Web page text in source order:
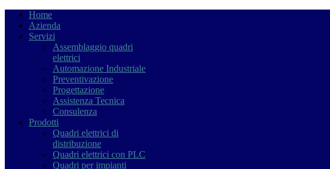
Home
Azienda
Servizi
Assemblaggio quadri
elettrici
Automazione Industriale
Preventivazione
Progettazione
Assistenza Tecnica
Consulenza
Prodotti
Quadri elettrici di
distribuzione
Quadri elettrici con PLC
Quadri per impianti